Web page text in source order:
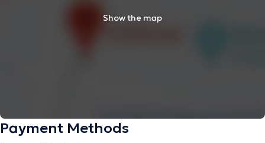
Show the map
Payment Methods